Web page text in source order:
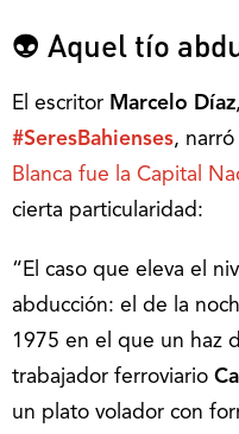
👽 Aquel tío
El escritor Marcelo Díaz,
#SeresBahienses, narró
Blanca fue la Capital
cierta particularidad:
“El caso que eleva el
abducción: el de la
1975 en el que un haz
trabajador ferroviario
un plato volador con